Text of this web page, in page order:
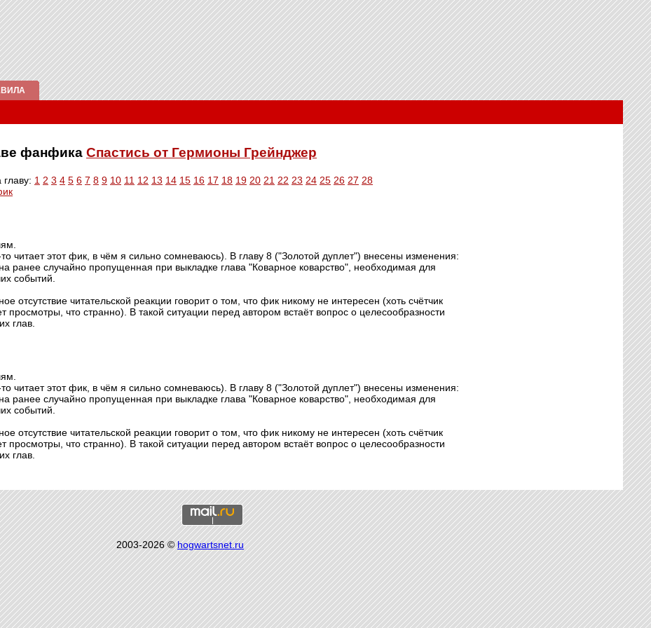
фанфика Спастись от Гермионы Грейнджер
1 2 3 4 5 6 7 8 9 10 11 12 13 14 15 16 17 18 19 20 21 22 23 24 25 26 27 28
читает этот фик, в чём я сильно сомневаюсь). В главу 8 ("Золотой дуплет") внесены изменения:
ранее случайно пропущенная при выкладке глава "Коварное коварство", необходимая для
событий.
отсутствие читательской реакции говорит о том, что фик никому не интересен (хоть счётчик
просмотры, что странно). В такой ситуации перед автором встаёт вопрос о целесообразности
глав.
читает этот фик, в чём я сильно сомневаюсь). В главу 8 ("Золотой дуплет") внесены изменения:
ранее случайно пропущенная при выкладке глава "Коварное коварство", необходимая для
событий.
отсутствие читательской реакции говорит о том, что фик никому не интересен (хоть счётчик
просмотры, что странно). В такой ситуации перед автором встаёт вопрос о целесообразности
глав.
2003-2026 ©hogwartsnet.ru